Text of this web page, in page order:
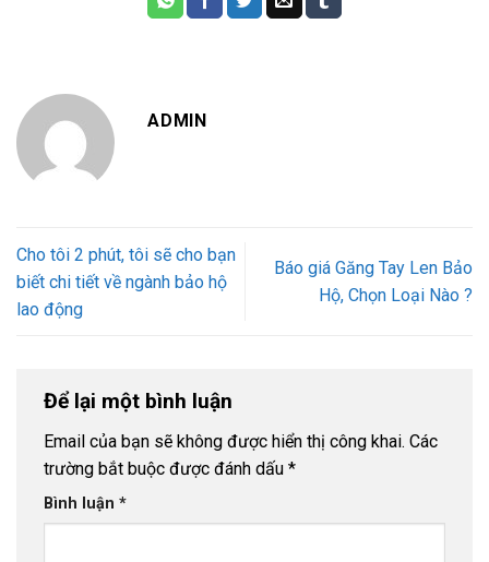
ADMIN
Cho tôi 2 phút, tôi sẽ cho bạn
biết chi tiết về ngành bảo hộ
lao động
Báo giá Găng Tay Len Bảo
Hộ, Chọn Loại Nào ?
Để lại một bình luận
Email của bạn sẽ không được hiển thị công khai. Các
trường bắt buộc được đánh dấu *
Bình luận *